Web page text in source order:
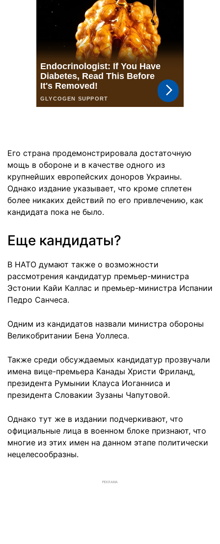
Его страна продемонстрировала достаточную
мощь в обороне и в качестве одного из
крупнейших европейских доноров Украины.
Однако издание указывает, что кроме сплетен
более никаких действий по его привлечению, как
кандидата пока не было.
Еще кандидаты?
В НАТО думают также о возможности
рассмотрения кандидатур премьер-министра
Эстонии Кайи Каллас и премьер-министра Испании
Педро Санчеса.
Одним из кандидатов назвали министра обороны
Великобритании Бена Уоллеса.
Также среди обсуждаемых кандидатур прозвучали
имена вице-премьера Канады Христи Фриланд,
президента Румынии Клауса Иоганниса и
президента Словакии Зузаны Чапутовой.
Однако тут же в издании подчеркивают, что
официальные лица в военном блоке признают, что
многие из этих имен на данном этапе политически
нецелесообразны.
РЕКЛАМА